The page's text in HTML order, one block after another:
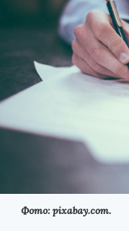
Фото: pixabay.com.